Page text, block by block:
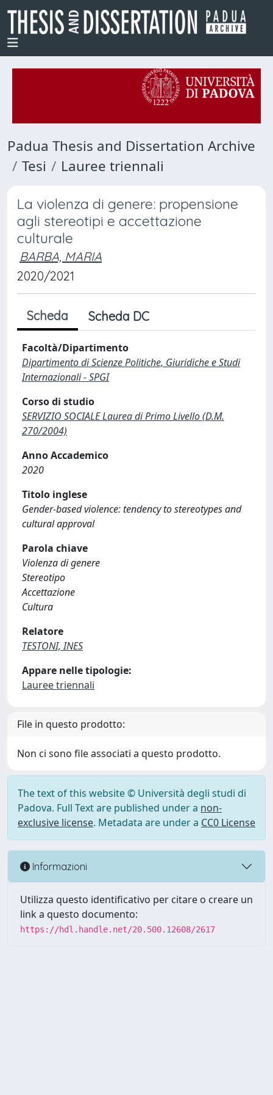
Padua Thesis and Dissertation Archive
Tesi
Lauree triennali
La violenza di genere: propensione
agli stereotipi e accettazione
culturale
BARBA, MARIA
2020/2021
Scheda Scheda DC
Facoltà/Dipartimento
Dipartimento di Scienze Politiche, Giuridiche e Studi
Internazionali - SPGI
Corso di studio
SERVIZIO SOCIALE Laurea di Primo Livello (D.M.
270/2004)
Anno Accademico
2020
Titolo inglese
Gender-based violence: tendency to stereotypes and
cultural approval
Parola chiave
Violenza di genere
Stereotipo
Accettazione
Cultura
Relatore
TESTONI, INES
Appare nelle tipologie:
Lauree triennali
File in questo prodotto:
Non ci sono file associati a questo prodotto.
The text of this website © Università degli studi di
Padova. Full Text are published under a non-
exclusive license. Metadata are under a CC0 License
Informazioni
Utilizza questo identificativo per citare o creare un
link a questo documento:
https://hdl.handle.net/20.500.12608/2617